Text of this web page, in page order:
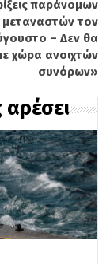
παράνομων
μεταναστών τον
– Δεν θα
χώρα ανοιχτών
συνόρων»